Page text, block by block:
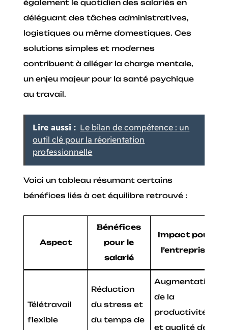
également le quotidien des salariés en
déléguant des tâches administratives,
logistiques ou même domestiques. Ces
solutions simples et modernes
contribuent à alléger la charge mentale,
un enjeu majeur pour la santé psychique
au travail.
Lire aussi : Le bilan de compétence : un
outil clé pour la réorientation
professionnelle
Voici un tableau résumant certains
bénéfices liés à cet équilibre retrouvé :
Aspect
Bénéfices
pour le
salarié
Impact pour
l’entreprise
Télétravail
flexible
Réduction
du stress et
du temps de
Augmentation
de la
productivité
et qualité de